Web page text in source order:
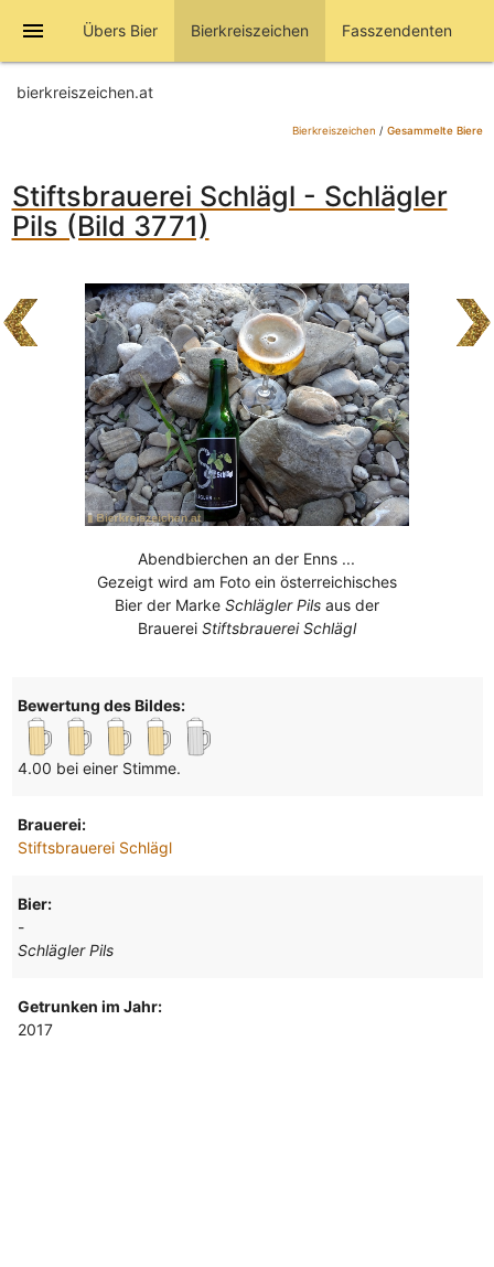
menu Übers Bier Bierkreiszeichen Fasszendenten
bierkreiszeichen.at
Bierkreiszeichen / Gesammelte Biere
Stiftsbrauerei Schlägl - Schlägler
Pils (Bild 3771)
Abendbierchen an der Enns ...
Gezeigt wird am Foto ein österreichisches
Bier der Marke Schlägler Pilsaus der
Brauerei Stiftsbrauerei Schlägl
Bewertung des Bildes:
4.00 bei einer Stimme.
Brauerei:
Stiftsbrauerei Schlägl
Bier:
-
Schlägler Pils
Getrunken im Jahr:
2017